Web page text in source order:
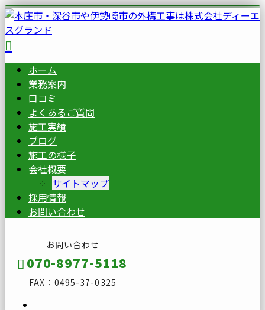
ホーム
業務案内
口コミ
よくあるご質問
施工実績
ブログ
施工の様子
会社概要
サイトマップ
採用情報
お問い合わせ
お問い合わせ
070-8977-5118
FAX：0495-37-0325